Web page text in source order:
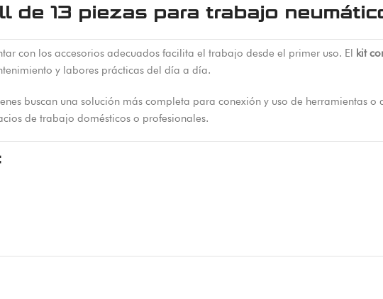
de 13 piezas para trabajo
con los accesorios adecuados facilita el trabajo desde el primer uso. El kit
y labores prácticas del día a día.
buscan una solución más completa para conexión y uso de herramientas o
de trabajo domésticos o profesionales.